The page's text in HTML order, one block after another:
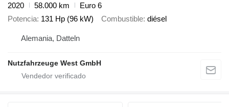
2020 58.000 km
Euro 6
Potencia 131 Hp (96 kW) Combustible diésel
Alemania, Datteln
Nutzfahrzeuge West GmbH